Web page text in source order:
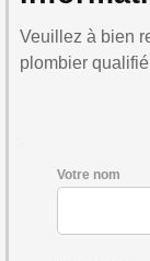
Veuillez à bien
plombier
Votre nom